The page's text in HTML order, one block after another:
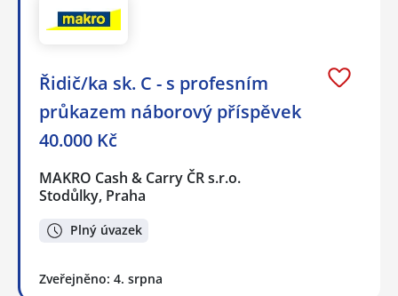
Řidič/ka sk. C - s profesním
průkazem náborový příspěvek
40.000 Kč
MAKRO Cash & Carry ČR s.r.o.
Stodůlky, Praha
Plný úvazek
Zveřejněno: 4. srpna